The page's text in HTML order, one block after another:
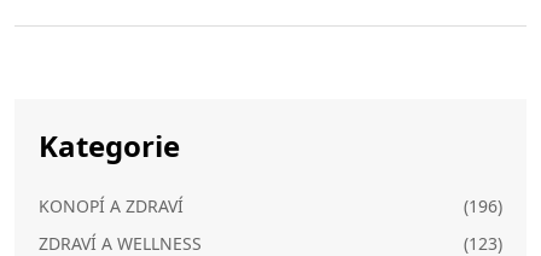
Kategorie
KONOPÍ A ZDRAVÍ
(196)
ZDRAVÍ A WELLNESS
(123)